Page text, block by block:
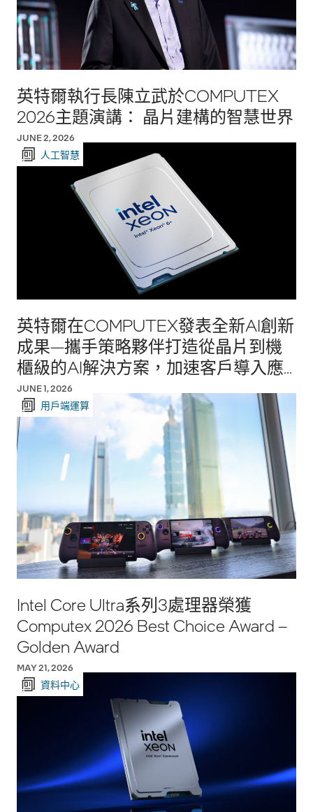
英特爾執行長陳立武於COMPUTEX
2026主題演講： 晶片建構的智慧世界
JUNE 2, 2026
人工智慧
英特爾在COMPUTEX發表全新AI創新
成果—攜手策略夥伴打造從晶片到機
櫃級的AI解決方案，加速客戶導入應
用
JUNE 1, 2026
用戶端運算
Intel Core Ultra系列3處理器榮獲
Computex 2026 Best Choice Award –
Golden Award
MAY 21, 2026
資料中心